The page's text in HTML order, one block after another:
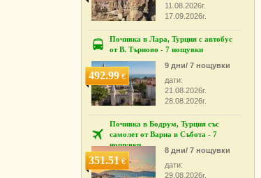
11.08.2026г.
17.09.2026г.
Почивка в Лара, Турция с автобус
от В. Търново - 7 нощувки
492.99€
9 дни/ 7 нощувки
дати:
21.08.2026г.
28.08.2026г.
Почивка в Бодрум, Турция със
самолет от Варна в Събота - 7
нощувки
351.51€
8 дни/ 7 нощувки
дати:
29.08.2026г.